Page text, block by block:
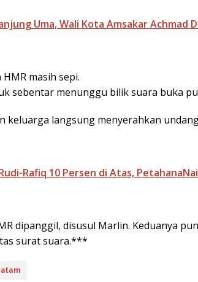
Uma, Wali Kota Amsakar Achmad
masih sepi.
sebentar menunggu bilik suara buka
keluarga langsung menyerahkan
Rafiq 10 Persen di Atas,
dipanggil, disusul Marlin. Keduanya
surat suara.***